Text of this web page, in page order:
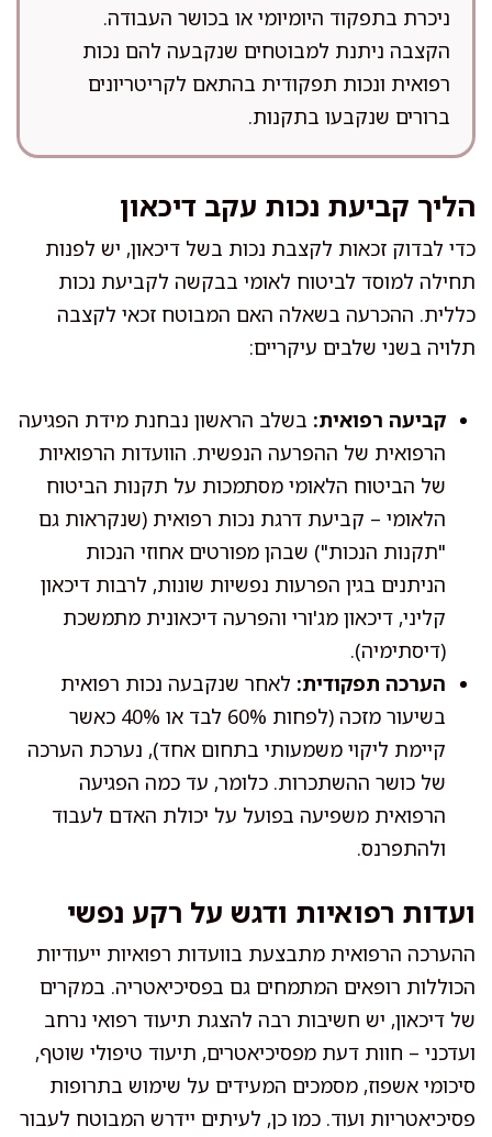
ניכרת בתפקוד היומיומי או בכושר העבודה.
הקצבה ניתנת למבוטחים שנקבעה להם נכות
רפואית ונכות תפקודית בהתאם לקריטריונים
ברורים שנקבעו בתקנות.
הליך קביעת נכות עקב דיכאון
כדי לבדוק זכאות לקצבת נכות בשל דיכאון, יש לפנות
תחילה למוסד לביטוח לאומי בבקשה לקביעת נכות
כללית. ההכרעה בשאלה האם המבוטח זכאי לקצבה
תלויה בשני שלבים עיקריים:
קביעה רפואית: בשלב הראשון נבחנת מידת הפגיעה
הרפואית של ההפרעה הנפשית. הוועדות הרפואיות
של הביטוח הלאומי מסתמכות על תקנות הביטוח
הלאומי – קביעת דרגת נכות רפואית (שנקראות גם
"תקנות הנכות") שבהן מפורטים אחוזי הנכות
הניתנים בגין הפרעות נפשיות שונות, לרבות דיכאון
קליני, דיכאון מג'ורי והפרעה דיכאונית מתמשכת
(דיסתימיה).
הערכה תפקודית: לאחר שנקבעה נכות רפואית
בשיעור מזכה (לפחות 60% לבד או 40% כאשר
קיימת ליקוי משמעותי בתחום אחד), נערכת הערכה
של כושר ההשתכרות. כלומר, עד כמה הפגיעה
הרפואית משפיעה בפועל על יכולת האדם לעבוד
ולהתפרנס.
ועדות רפואיות ודגש על רקע נפשי
ההערכה הרפואית מתבצעת בוועדות רפואיות ייעודיות
הכוללות רופאים המתמחים גם בפסיכיאטריה. במקרים
של דיכאון, יש חשיבות רבה להצגת תיעוד רפואי נרחב
ועדכני – חוות דעת מפסיכיאטרים, תיעוד טיפולי שוטף,
סיכומי אשפוז, מסמכים המעידים על שימוש בתרופות
פסיכיאטריות ועוד. כמו כן, לעיתים יידרש המבוטח לעבור